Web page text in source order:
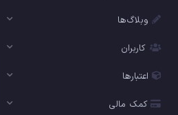
وبلاگ‌ها
کاربران
اعتبارها
کمک مالی